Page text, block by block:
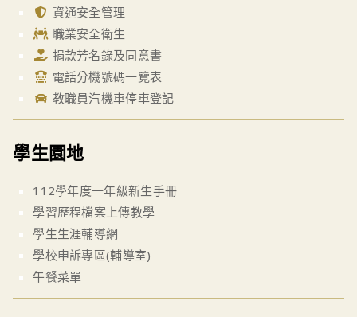
資通安全管理
職業安全衛生
捐款芳名錄及同意書
電話分機號碼一覽表
教職員汽機車停車登記
學生園地
112學年度一年級新生手冊
學習歷程檔案上傳教學
學生生涯輔導網
學校申訴專區(輔導室)
午餐菜單